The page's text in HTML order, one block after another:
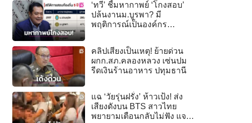
‘ทวี’ ชี้มหากาพย์ ‘โกงสอบ’
ปล้นงานม.บูรพา? มี
พฤติการณ์เป็นองค์กร
คลิปเสียงเป็นเหตุ! ย้ายด่วน
ผกก.สภ.คลองหลวง เซ่นปม
รีดเงินร้านอาหาร ปทุมธานี
แฉ ‘วัยรุ่นฝรั่ง’ ห้าวเป้ง! ส่ง
เสียงดังบน BTS สาวไทย
พยายามเตือนกลับไม่ฟัง แจก